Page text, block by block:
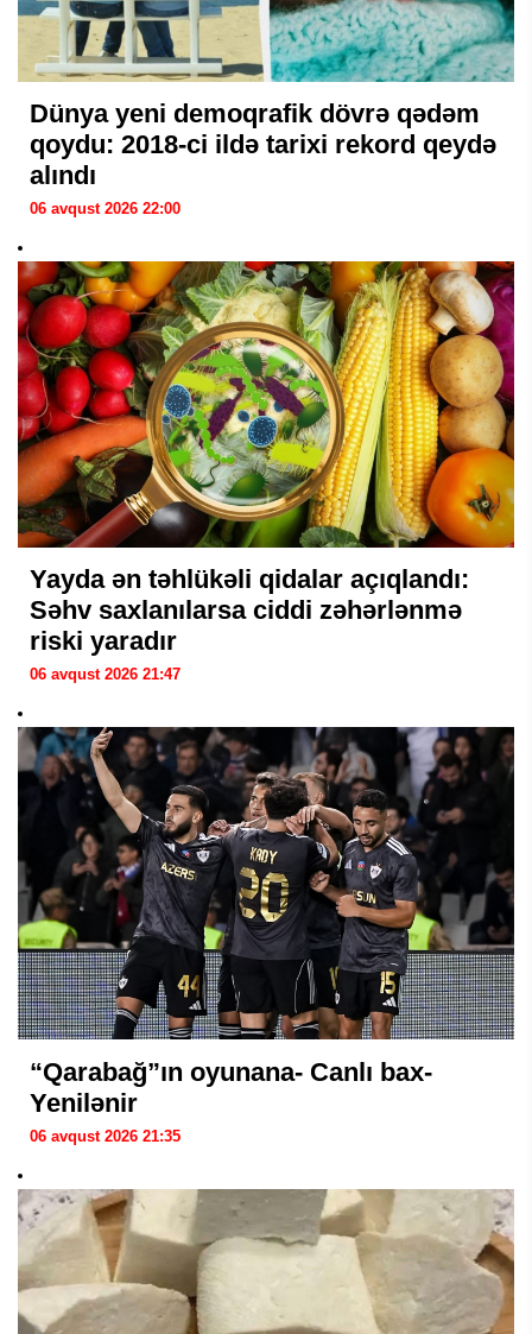
Dünya yeni demoqrafik dövrə qədəm
qoydu: 2018-ci ildə tarixi rekord qeydə
alındı
06 avqust 2026 22:00
Yayda ən təhlükəli qidalar açıqlandı:
Səhv saxlanılarsa ciddi zəhərlənmə
riski yaradır
06 avqust 2026 21:47
“Qarabağ”ın oyunana- Canlı bax-
Yenilənir
06 avqust 2026 21:35